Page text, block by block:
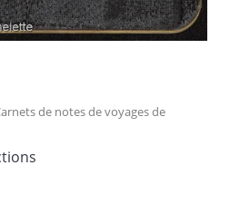
de notes de voyages de